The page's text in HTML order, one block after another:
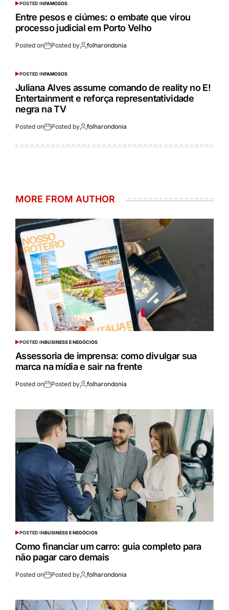
POSTED INFAMOSOS
Entre pesos e ciúmes: o embate que virou
processo judicial em Porto Velho
Posted on Posted by folharondonia
POSTED INFAMOSOS
Juliana Alves assume comando de reality no E!
Entertainment e reforça representatividade
negra na TV
Posted on Posted by folharondonia
MORE FROM AUTHOR
POSTED INBUSINESS E NEGÓCIOS
Assessoria de imprensa: como divulgar sua
marca na mídia e sair na frente
Posted on Posted by folharondonia
POSTED INBUSINESS E NEGÓCIOS
Como financiar um carro: guia completo para
não pagar caro demais
Posted on Posted by folharondonia